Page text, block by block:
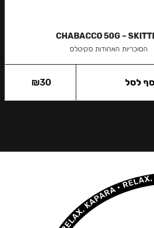
CHABACCO 50G –
הסוכריות האהודות סקיטלס
₪30 לסל